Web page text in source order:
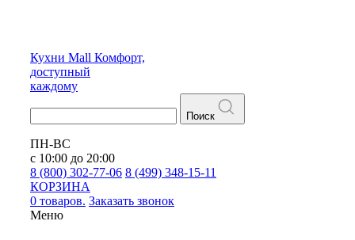
Кухни Mall Комфорт,
доступный
каждому
Поиск
ПН-ВС
с 10:00 до 20:00
8 (800) 302-77-06 8 (499) 348-15-11
КОРЗИНА
0 товаров. Заказать звонок
Меню